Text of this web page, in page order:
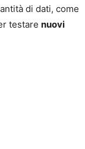
di dati, come
testare nuovi